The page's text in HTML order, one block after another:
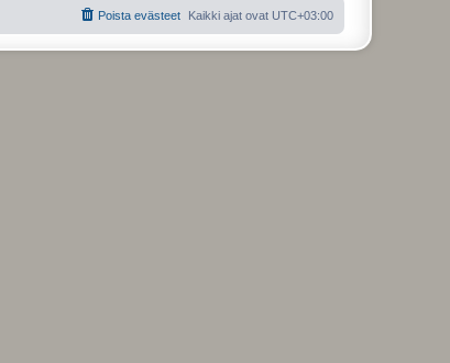
Kaikki ajat ovat UTC+03:00
Poista evästeet